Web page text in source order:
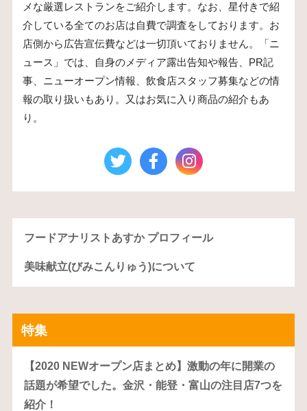
メな厳選レストランをご紹介します。なお、星付きで紹
介している全てのお店は自費で調査をしております。お
店側から広告宣伝費などは一切頂いておりません。「ニ
ュース」では、自身のメディア露出告知や報告、PR記
事、ニューオープン情報、飲食店スタッフ募集などの情
報の取り扱いもあり。又はお気に入り商品の紹介もあ
り。
フードアナリストあすか プロフィール
美味献立(びみこんりゅう)について
特集
【2020 NEWオープン店まとめ】激動の年に開業の
話題が希望でした。金沢・能登・富山の注目店7つを
紹介！